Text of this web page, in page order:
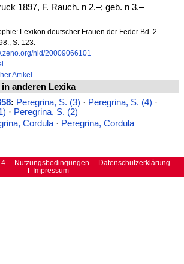
1897, F. Rauch. n 2.–; geb. n 3.–
Lexikon deutscher Frauen der Feder Bd. 2.
S. 123.
nid/20009066101
Artikel
anderen Lexika
: Peregrina, S. (3) · Peregrina, S. (4) ·
· Peregrina, S. (2)
Cordula· Peregrina, Cordula
Nutzungsbedingungen
Datenschutzerklärung
Impressum